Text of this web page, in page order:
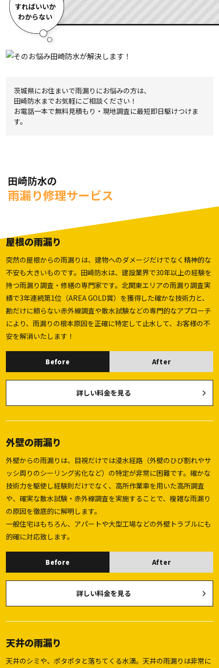
すればいいか
わからない
茨城県にお住まいで雨漏りにお悩みの方は、
田崎防水までお気軽にご相談ください！
お電話一本で無料見積もり・現地調査に最短即日駆けつけま
す。
田崎防水の
雨漏り修理サービス
屋根の雨漏り
突然の屋根からの雨漏りは、建物へのダメージだけでなく精神的な
不安も大きいものです。田崎防水は、建設業界で30年以上の経験を
持つ雨漏り調査・修繕の専門家です。北関東エリアの雨漏り調査実
績で3年連続第1位（AREA GOLD賞）を獲得した確かな技術力と、
勘だけに頼らない赤外線調査や散水試験などの専門的なアプローチ
により、雨漏りの根本原因を正確に特定して止水して、お客様の不
安を解消いたします！
Before After
詳しい料金を見る
外壁の雨漏り
外壁からの雨漏りは、目視だけでは浸水経路（外壁のひび割れやサ
ッシ周りのシーリング劣化など）の特定が非常に困難です。確かな
技術力を駆使し経験則だけでなく、高所作業車を用いた高所調査
や、確実な散水試験・赤外線調査を実施することで、複雑な雨漏り
の原因を徹底的に解明します。
一般住宅はもちろん、アパートや大型工場などの外壁トラブルにも
的確に対応致します。
Before After
詳しい料金を見る
天井の雨漏り
天井のシミや、ポタポタと落ちてくる水滴。天井の雨漏りは非常に